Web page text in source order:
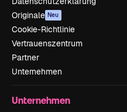
Originale Neu
Cookie-Richtlinie
Vertrauenszentrum
Partner
Unternehmen
Unternehmen